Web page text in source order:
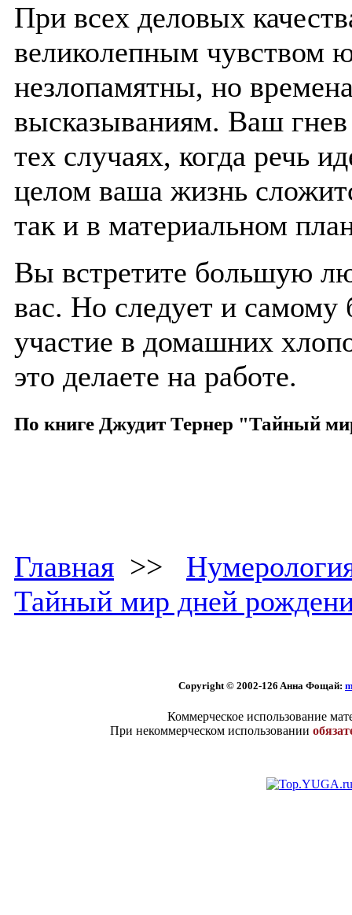
При всех деловых
великолепным чувством
незлопамятны, но
высказываниям. Ваш
тех случаях, когда речь
целом ваша жизнь
так и в материальном
Вы встретите большую
вас. Но следует и самому
участие в домашних
это делаете на работе.
По книге Джудит Тернер "Тайный
Главная >>
Тайный мир дней
Copyright © 2002-126 Aннa Фoщaй:
Коммерческое использование
При некоммерческом использовании